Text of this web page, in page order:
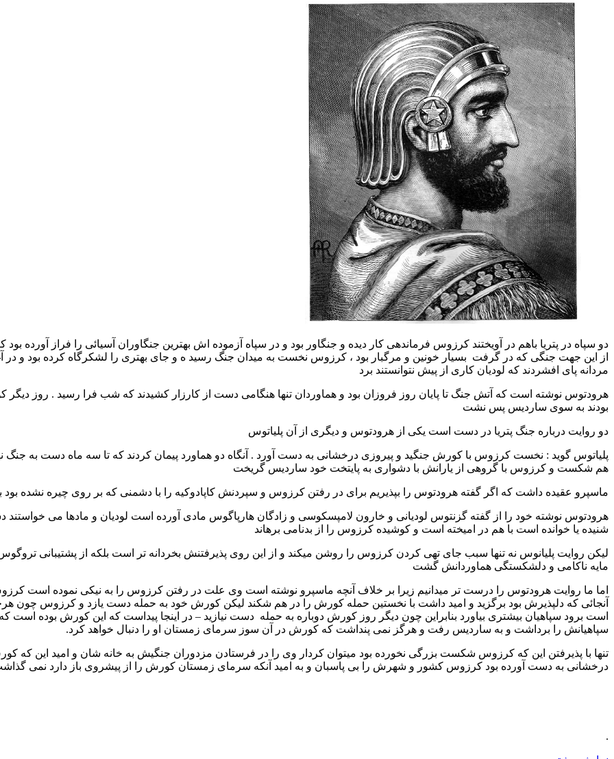
دو سپاه در پتریا باهم در آویختند کرزوس فرماندهی کار دیده و جنگاور بود و در سپاه آزموده اش بهترین جنگاوران آسیائی را فراز آورده
از این جهت جنگی که در گرفت بسیار خونین و مرگبار بود ، کرزوس نخست به میدان جنگ رسید ه و جای بهتری را لشکرگاه کرده بود و در
مردانه پای افشردند که لودیان کاری از پیش نتوانستند برد
هرودتوس نوشته است که آتش جنگ تا پایان روز فروزان بود و هماوردان تنها هنگامی دست از کارزار کشیدند که شب فرا رسید . روز
بودند به سوی ساردیس پس نشت
دو روایت درباره جنگ پتریا در دست است یکی از هرودتوس و دیگری از آن پلیاتوس
پلیاتوس گوید : نخست کرزوس با کورش جنگید و پیروزی درخشانی به دست آورد . آنگاه دو هماورد پیمان کردند که تا سه ماه دست به جنگ
هم شکست و کرزوس با گروهی از یارانش با دشواری به پایتخت خود ساردیس گریخت
ماسپرو عقیده داشت که اگر گفته هرودتوس را بپذیریم برای در رفتن کرزوس و سپردنش کاپادوکیه را با دشمنی که بر روی چیره نشده بود
هرودتوس نوشته خود را از گفته گزنتوس لودیانی و خارون لامپسکوسی و زادگان هارپاگوس مادی آورده است لودیان و مادها می
شنیده یا خوانده است با هم در امیخته است و کوشیده کرزوس را از بدنامی برهاند
لیکن روایت پلیانوس نه تنها سبب جای تهی کردن کرزوس را روشن میکند و از این روی پذیرفتنش بخردانه تر است بلکه از پشتیبانی
مایه ناکامی و دلشکستگی هماوردانش گشت
اما ما روایت هرودتوس را درست تر میدانیم زیرا بر خلاف آنچه ماسپرو نوشته است وی علت در رفتن کرزوس را به نیکی نموده است
آنجائی که دلپذیرش بود برگزید و امید داشت با نخستین حمله کورش را در هم شکند لیکن کورش خود به حمله دست یازد و کرزوس چون هرچه
است برود سپاهیان بیشتری بیاورد بنابراین چون دیگر روز کورش دوباره به حمله دست نیازید – در اینجا پیداست که این کورش بوده
سپاهیانش را برداشت و به ساردیس رفت و هرگز نمی پنداشت که کورش در آن سوز سرمای زمستان او را دنبال خواهد کرد.
تنها با پذیرفتن این که کرزوس شکست بزرگی نخورده بود میتوان کردار وی را در فرستادن مزدوران جنگیش به خانه شان و امید این که
درخشانی به دست آورده بود کرزوس کشور و شهرش را بی پاسبان و به امید آنکه سرمای زمستان کورش را از پیشروی باز دارد نمی
.